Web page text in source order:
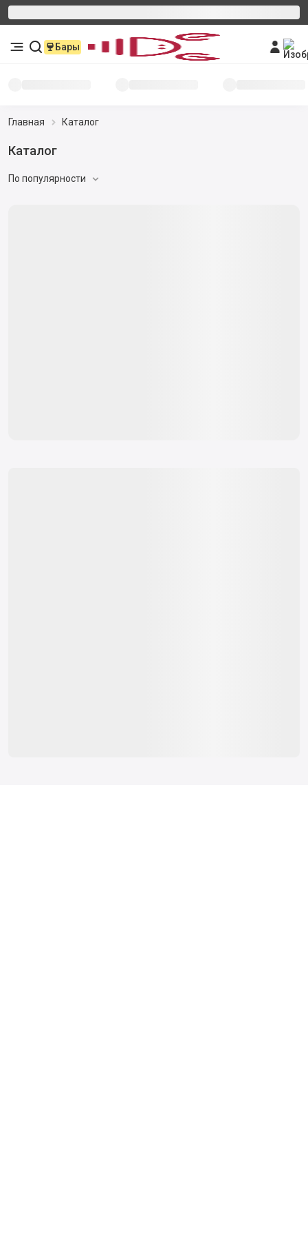
Бары
Главная Каталог
Каталог
По популярности